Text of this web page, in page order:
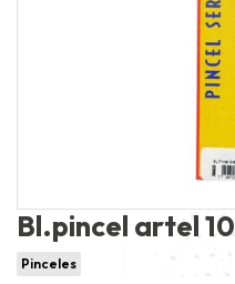
Bl.pincel artel
Pinceles